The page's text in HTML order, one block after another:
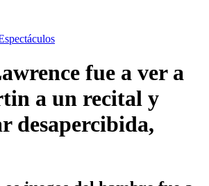
fue a ver a
a un recital y
desapercibida,